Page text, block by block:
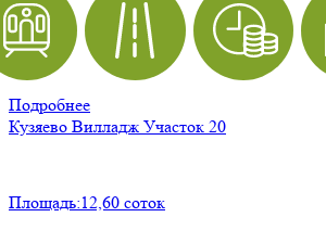
Подробнее
Кузяево Вилладж Участок 20
Площадь:12,60 соток